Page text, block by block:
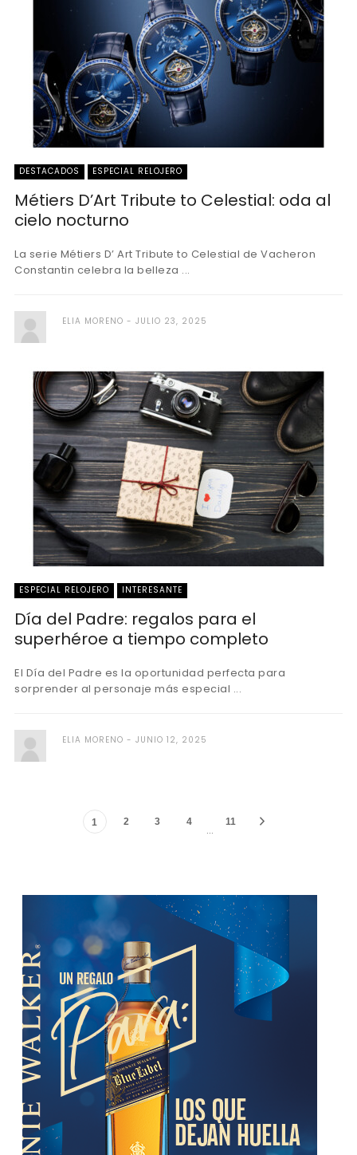
DESTACADOS ESPECIAL RELOJERO
Métiers D’Art Tribute to Celestial: oda al
cielo nocturno
La serie Métiers D’ Art Tribute to Celestial de Vacheron
Constantin celebra la belleza ...
ELIA MORENO JULIO 23, 2025
ESPECIAL RELOJERO INTERESANTE
Día del Padre: regalos para el
superhéroe a tiempo completo
El Día del Padre es la oportunidad perfecta para
sorprender al personaje más especial ...
ELIA MORENO JUNIO 12, 2025
1 2 3 4
…
11